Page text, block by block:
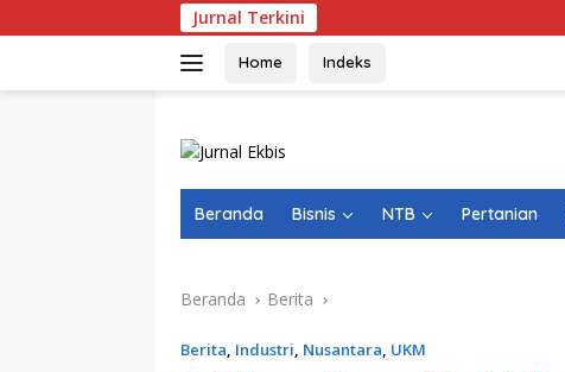
ke
Jurnal Terkini
Home Indeks
Beranda Bisnis NTB Pertanian
Beranda Berita
Berita, Industri, Nusantara, UKM